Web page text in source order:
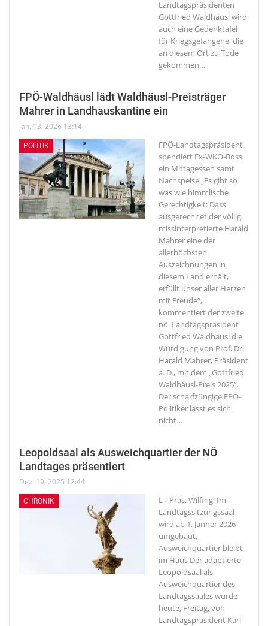
Landtagspräsidenten
Gottfried Waldhäusl wird
auch eine Gedenktafel
für Kriegsgefangene, die
an diesem Ort zu Tode
gekommen…
FPÖ-Waldhäusl lädt Waldhäusl-Preisträger
Mahrer in Landhauskantine ein
Jan. 13, 2026 13:14
POLITIK
FPÖ-Landtagspräsident
spendiert Ex-WKO-Boss
ein Mittagessen samt
Nachspeise „Es gibt so
was wie himmlische
Gerechtigkeit: Dass
ausgerechnet der völlig
missinterpretierte Harald
Mahrer eine der
allerhöchsten
Auszeichnungen in
diesem Land erhält,
erfüllt unser aller Herzen
mit Freude“,
kommentiert der zweite
nö. Landtagspräsident
Gottfried Waldhäusl die
Würdigung von Prof. Dr.
Harald Mahrer, Präsident
a. D., mit dem „Gottfried
Waldhäusl-Preis 2025“.
Der scharfzüngige FPÖ-
Politiker lässt es sich
nicht…
Leopoldsaal als Ausweichquartier der NÖ
Landtages präsentiert
Dez. 19, 2025 12:44
CHRONIK
LT-Präs. Wilfing: Im
Landtagssitzungssaal
wird ab 1. Jänner 2026
umgebaut,
Ausweichquartier bleibt
im Haus Der adaptierte
Leopoldsaal als
Ausweichquartier des
Landtagssaales wurde
heute, Freitag, von
Landtagspräsident Karl